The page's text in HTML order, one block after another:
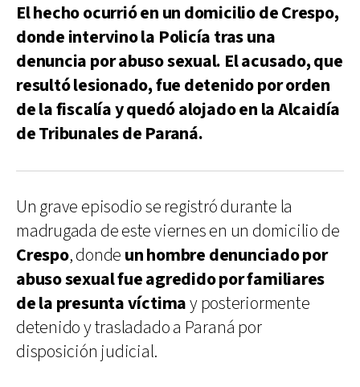
El hecho ocurrió en un domicilio de Crespo,
donde intervino la Policía tras una
denuncia por abuso sexual. El acusado, que
resultó lesionado, fue detenido por orden
de la fiscalía y quedó alojado en la Alcaidía
de Tribunales de Paraná.
Un grave episodio se registró durante la
madrugada de este viernes en un domicilio de
Crespo, donde un hombre denunciado por
abuso sexual fue agredido por familiares
de la presunta víctimay posteriormente
detenido y trasladado a Paraná por
disposición judicial.